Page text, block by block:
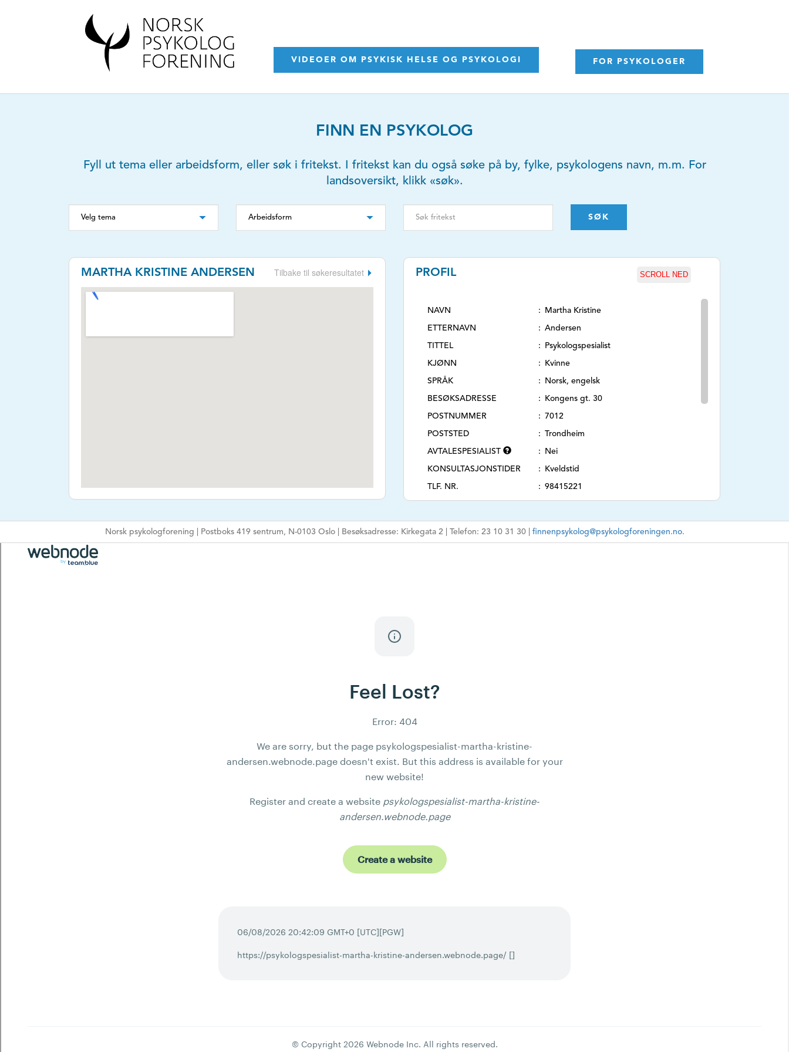
VIDEOER OM PSYKISK HELSE OG PSYKOLOGI FOR PSYKOLOGER
FINN EN PSYKOLOG
Fyll ut tema eller arbeidsform, eller søk i fritekst. I fritekst kan du også søke på by, fylke, psykologens navn, m.m. For
landsoversikt, klikk «søk».
SØK
MARTHA KRISTINE ANDERSEN Tilbake til søkeresultatet PROFIL SCROLL NED
NAVN Martha Kristine
ETTERNAVN Andersen
TITTEL Psykologspesialist
KJØNN Kvinne
SPRÅK Norsk, engelsk
BESØKSADRESSE Kongens gt. 30
POSTNUMMER 7012
POSTSTED Trondheim
AVTALESPESIALIST Nei
KONSULTASJONSTIDER Kveldstid
TLF. NR. 98415221
andersen.webnode.page/
E-POSTADRESSE marthakristine@icloud.com
Norsk psykologforening | Postboks 419 sentrum, N-0103 Oslo | Besøksadresse: Kirkegata 2 | Telefon: 23 10 31 30 | finnenpsykolog@psykologforeningen.no.